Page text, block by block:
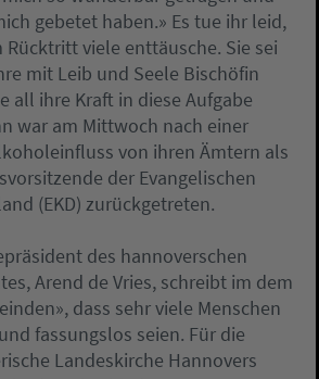
gebetet haben.» Es tue ihr leid,
Rücktritt viele enttäusche. Sie sei
mit Leib und Seele Bischöfin
all ihre Kraft in diese Aufgabe
war am Mittwoch nach einer
von ihren Ämtern als
der Evangelischen
(EKD) zurückgetreten.
des hannoverschen
Arend de Vries, schreibt im dem
dass sehr viele Menschen
fassungslos seien. Für die
Landeskirche Hannovers